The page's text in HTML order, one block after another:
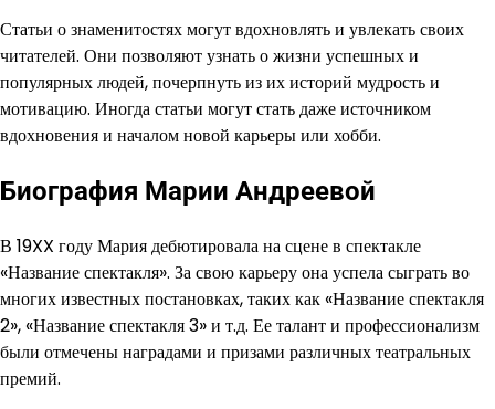
Статьи о знаменитостях могут вдохновлять и увлекать своих
читателей. Они позволяют узнать о жизни успешных и
популярных людей, почерпнуть из их историй мудрость и
мотивацию. Иногда статьи могут стать даже источником
вдохновения и началом новой карьеры или хобби.
Биография Марии Андреевой
В 19XX году Мария дебютировала на сцене в спектакле
«Название спектакля». За свою карьеру она успела сыграть во
многих известных постановках, таких как «Название спектакля
2», «Название спектакля 3» и т.д. Ее талант и профессионализм
были отмечены наградами и призами различных театральных
премий.